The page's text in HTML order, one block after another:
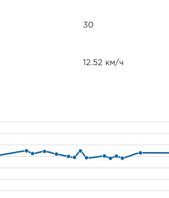
30
12.52 км/ч